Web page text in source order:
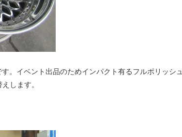
。イベント出品のためインパクト有るフルポリッシュ
します。